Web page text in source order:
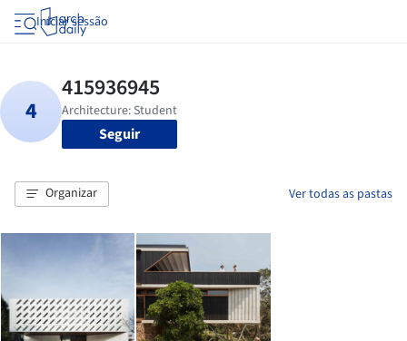
Iniciar sessão
Seguir
Organizar Ver todas as pastas